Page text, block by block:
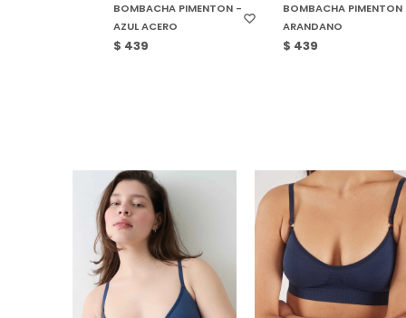
BOMBACHA PIMENTON -
AZUL ACERO
$ 439
BOMBACHA
ARANDANO
$ 439